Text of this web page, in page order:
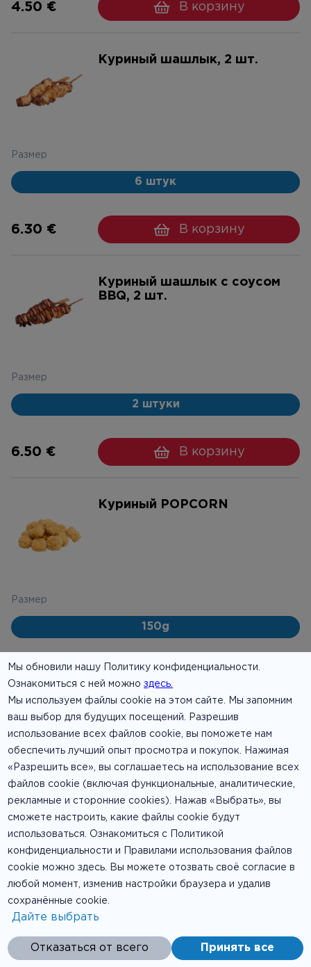
4.50 € В корзину
Куриный шашлык, 2 шт.
Размер
6 штук
6.30 € В корзину
Куриный шашлык с соусом
BBQ, 2 шт.
Размер
2 штуки
6.50 € В корзину
Куриный POPCORN
Размер
150g
5.95 € В корзину
Острые барбекю куриные
крылышки
Размер
6 штук
5.95 €
Острые куриные крылышки
Мы обновили нашу Политику конфиденциальности.
Ознакомиться с ней можноздесь.
Мы используем файлы cookie на этом сайте. Мы запомним
ваш выбор для будущих посещений. Разрешив
использование всех файлов cookie, вы поможете нам
обеспечить лучший опыт просмотра и покупок. Нажимая
«Разрешить все», вы соглашаетесь на использование всех
файлов cookie (включая функциональные, аналитические,
рекламные и сторонние cookies). Нажав «Выбрать», вы
сможете настроить, какие файлы cookie будут
использоваться. Ознакомиться с Политикой
конфиденциальности и Правилами использования файлов
cookie можно здесь. Вы можете отозвать своё согласие в
любой момент, изменив настройки браузера и удалив
сохранённые cookie.
Дайте выбрать
Отказаться от всего Принять все